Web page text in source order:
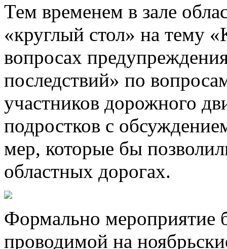
Тем временем в зале
«круглый стол» на тему
вопросах
последствий» по
участников дорожного
подростков с
мер, которые бы
областных дорогах.
Формально мероприятие
проводимой на